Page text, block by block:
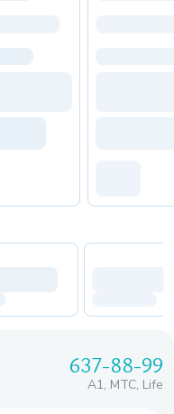
637-88-99
A1, МТС, Life